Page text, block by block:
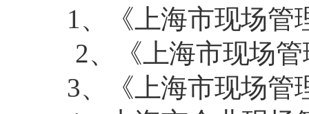
1、《上海市现场管
2、《上海市现场
3、《上海市现场管